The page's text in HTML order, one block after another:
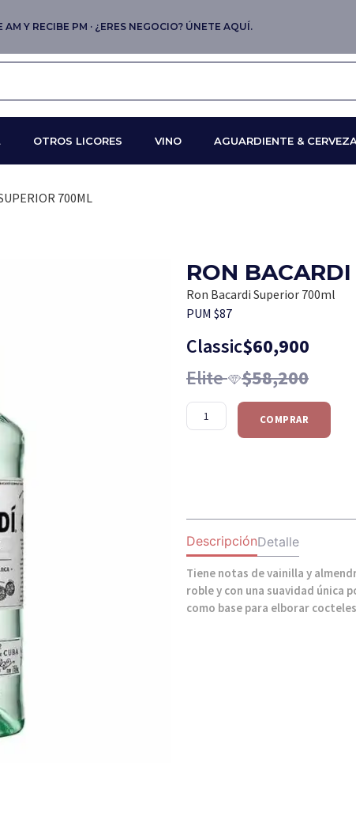
Y RECIBE PM · ¿ERES NEGOCIO? ÚNETE AQUÍ.
OTROS LICORES VINO AGUARDIENTE &
700ML
RON
Ron Bacardi Superior 700ml
PUM $87
Classic$60,900
Elite $58,200
COMPRAR
DescripciónDetalle
Tiene notas de vainilla y
roble y con una suavidad única
como base para elborar